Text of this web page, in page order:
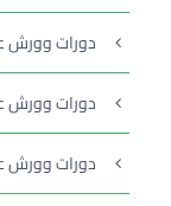
دورات وورش
دورات وورش
دورات وورش